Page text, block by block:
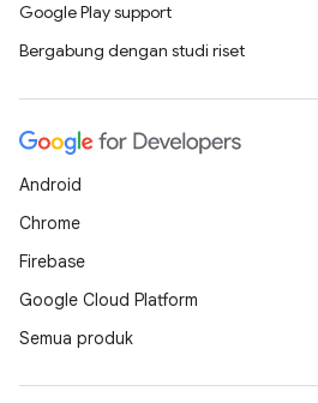
Google Play support
Bergabung dengan studi riset
Android
Chrome
Firebase
Google Cloud Platform
Semua produk